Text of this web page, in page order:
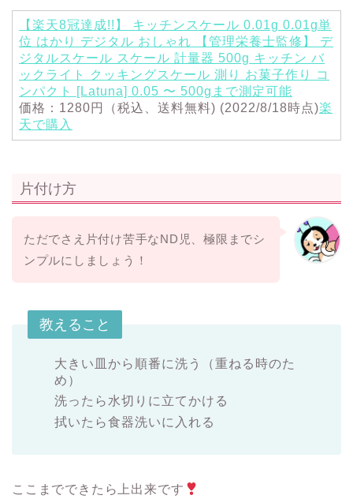
【楽天8冠達成!!】 キッチンスケール 0.01g 0.01g単
位 はかり デジタル おしゃれ 【管理栄養士監修】 デ
ジタルスケール スケール 計量器 500g キッチン バ
ックライト クッキングスケール 測り お菓子作り コ
ンパクト [Latuna] 0.05 〜 500gまで測定可能
価格：1280円（税込、送料無料) (2022/8/18時点)楽
天で購入
片付け方
ただでさえ片付け苦手なND児、極限までシ
ンプルにしましょう！
教えること
大きい皿から順番に洗う（重ねる時のた
め）
洗ったら水切りに立てかける
拭いたら食器洗いに入れる
ここまでできたら上出来です